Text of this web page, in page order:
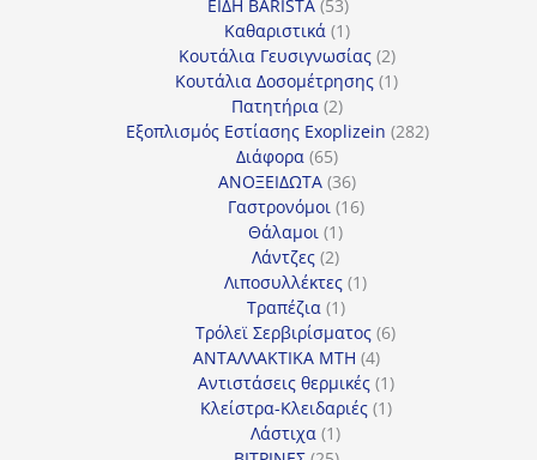
ΕΙΔΗ BARISTA 53
προϊόντα
Καθαριστικά 11
προϊόν
Κουτάλια Γευσιγνωσίας 22
προϊόντα
Κουτάλια Δοσομέτρησης 11
Πατητήρια 22
προϊόντα
Εξοπλισμός Εστίασης Exoplizein 282282
Διάφορα 6565
προϊόντα
ΑΝΟΞΕΙΔΩΤΑ 3636
προϊόντα
Γαστρονόμοι 1616
Θάλαμοι 11
προϊόν
Λάντζες 22
προϊόντα
Λιποσυλλέκτες 11
Τραπέζια 11
προϊόν
Τρόλεϊ Σερβιρίσματος 66
ΑΝΤΑΛΛΑΚΤΙΚΑ MTH 44
προϊόντα
Αντιστάσεις θερμικές 11
προϊόν
Κλείστρα-Κλειδαριές 11
Λάστιχα 11